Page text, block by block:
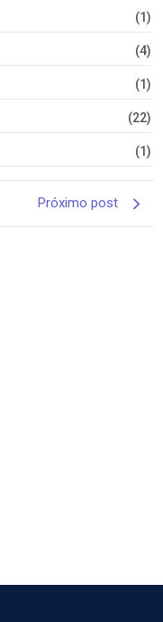
(1)
(4)
(1)
(22)
(1)
Próximo post